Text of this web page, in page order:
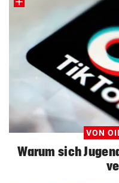
VON
Warum sich